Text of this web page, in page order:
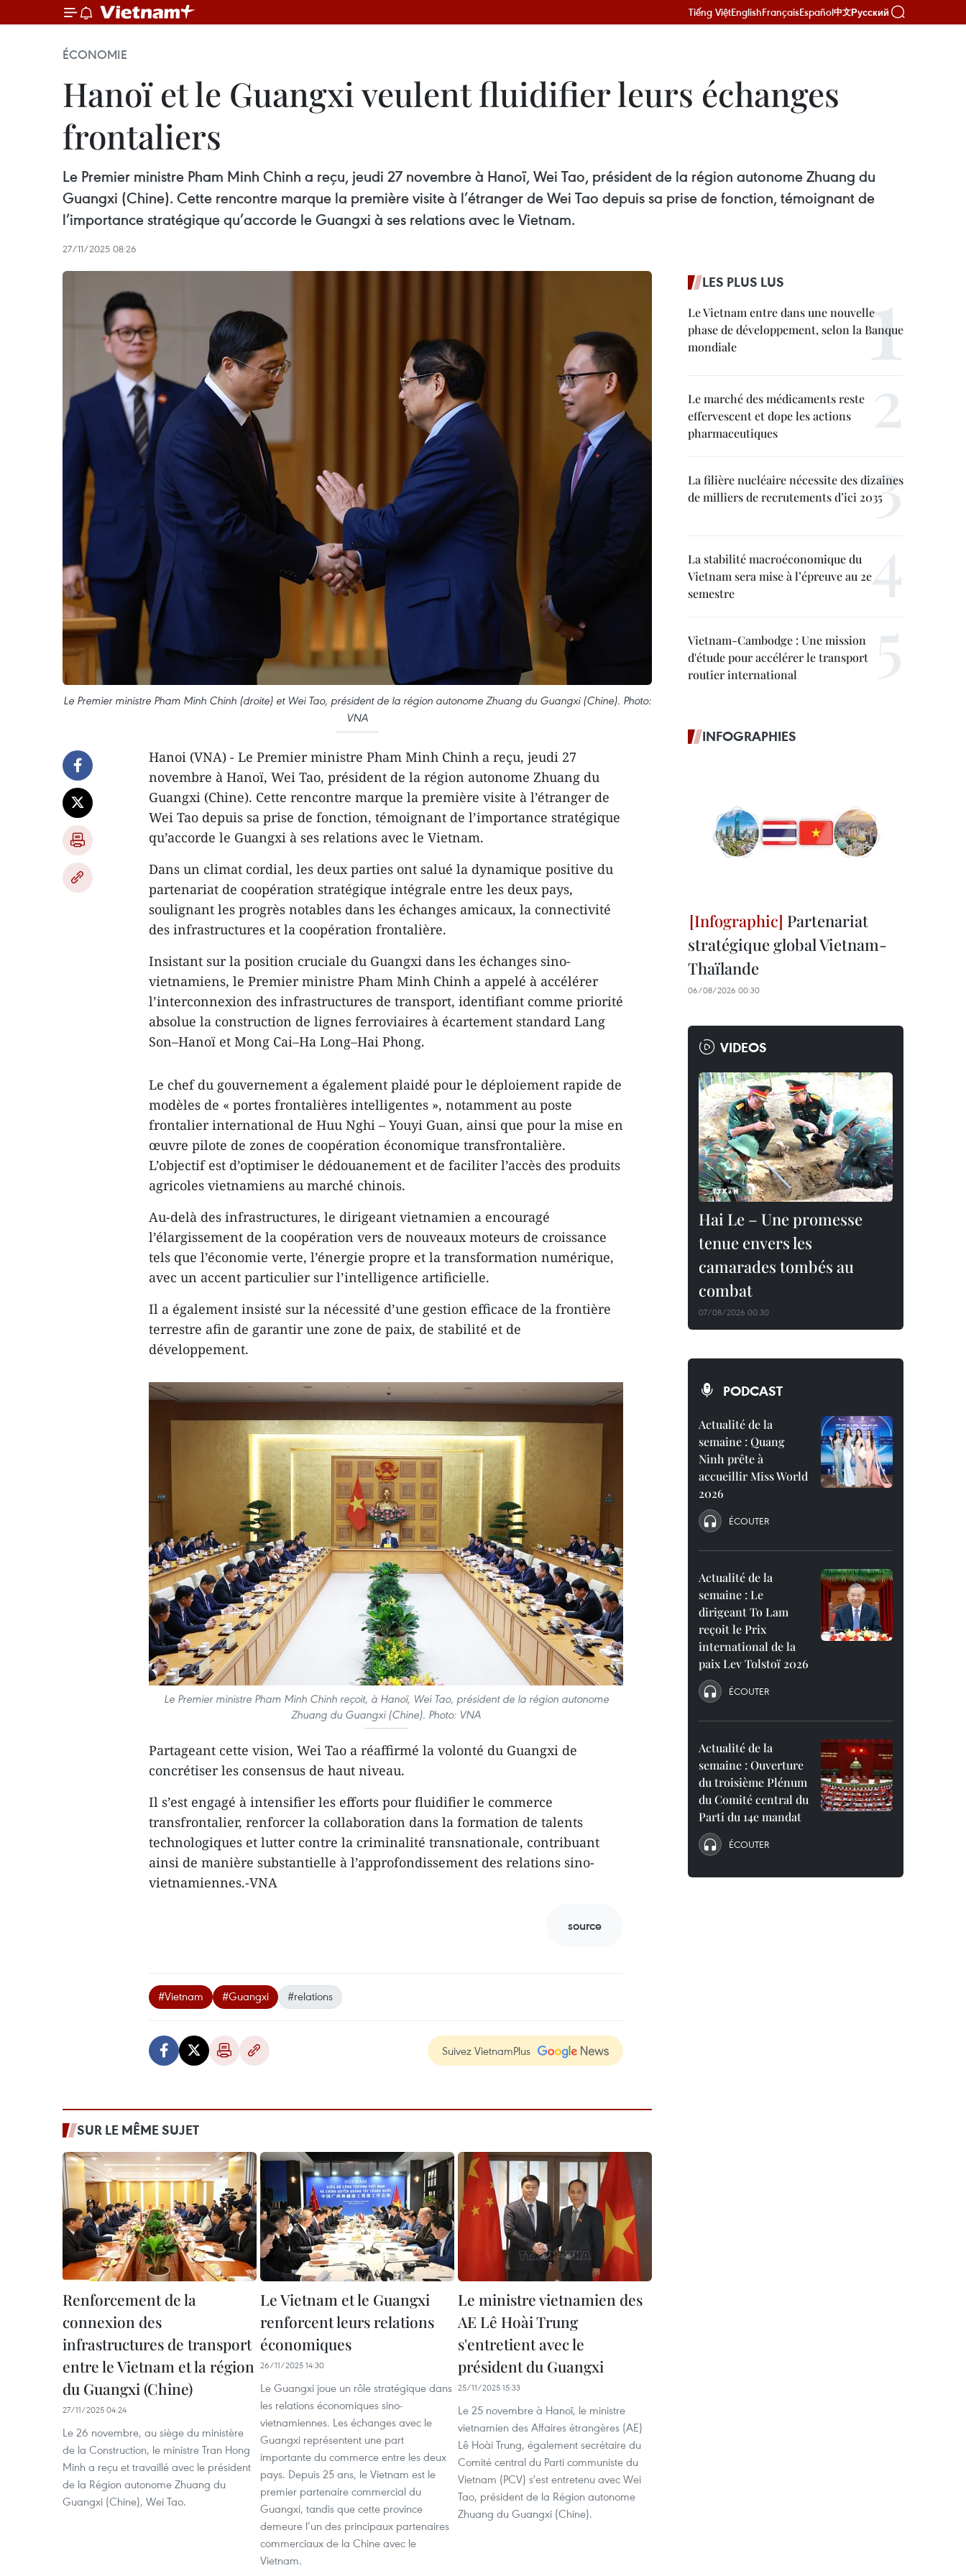
Tiếng ViệtEnglishFrançaisEspañol中文Русский
ÉCONOMIE
Hanoï et le Guangxi veulent fluidifier leurs échanges
frontaliers
Le Premier ministre Pham Minh Chinh a reçu, jeudi 27 novembre à Hanoï, Wei Tao, président de la région autonome Zhuang du
Guangxi (Chine). Cette rencontre marque la première visite à l’étranger de Wei Tao depuis sa prise de fonction, témoignant de
l’importance stratégique qu’accorde le Guangxi à ses relations avec le Vietnam.
27/11/2025 08:26
Le Premier ministre Pham Minh Chinh (droite) et Wei Tao, président de la région autonome Zhuang du Guangxi (Chine). Photo:
VNA
Hanoi (VNA) - Le Premier ministre Pham Minh Chinh a reçu, jeudi 27
novembre à Hanoï, Wei Tao, président de la région autonome Zhuang du
Guangxi (Chine). Cette rencontre marque la première visite à l’étranger de
Wei Tao depuis sa prise de fonction, témoignant de l’importance stratégique
qu’accorde le Guangxi à ses relations avec le Vietnam.
Dans un climat cordial, les deux parties ont salué la dynamique positive du
partenariat de coopération stratégique intégrale entre les deux pays,
soulignant les progrès notables dans les échanges amicaux, la connectivité
des infrastructures et la coopération frontalière.
Insistant sur la position cruciale du Guangxi dans les échanges sino-
vietnamiens, le Premier ministre Pham Minh Chinh a appelé à accélérer
l’interconnexion des infrastructures de transport, identifiant comme priorité
absolue la construction de lignes ferroviaires à écartement standard Lang
Son–Hanoï et Mong Cai–Ha Long–Hai Phong.
Le chef du gouvernement a également plaidé pour le déploiement rapide de
modèles de « portes frontalières intelligentes », notamment au poste
frontalier international de Huu Nghi – Youyi Guan, ainsi que pour la mise en
œuvre pilote de zones de coopération économique transfrontalière.
L’objectif est d’optimiser le dédouanement et de faciliter l’accès des produits
agricoles vietnamiens au marché chinois.
Au-delà des infrastructures, le dirigeant vietnamien a encouragé
l’élargissement de la coopération vers de nouveaux moteurs de croissance
tels que l’économie verte, l’énergie propre et la transformation numérique,
avec un accent particulier sur l’intelligence artificielle.
Il a également insisté sur la nécessité d’une gestion efficace de la frontière
terrestre afin de garantir une zone de paix, de stabilité et de
développement.
Le Premier ministre Pham Minh Chinh reçoit, à Hanoï, Wei Tao, président de la région autonome
Zhuang du Guangxi (Chine). Photo: VNA
Partageant cette vision, Wei Tao a réaffirmé la volonté du Guangxi de
concrétiser les consensus de haut niveau.
Il s’est engagé à intensifier les efforts pour fluidifier le commerce
transfrontalier, renforcer la collaboration dans la formation de talents
technologiques et lutter contre la criminalité transnationale, contribuant
ainsi de manière substantielle à l’approfondissement des relations sino-
vietnamiennes.-VNA
source
#Vietnam #Guangxi #relations
Suivez VietnamPlus
SUR LE MÊME SUJET
Renforcement de la
connexion des
infrastructures de transport
entre le Vietnam et la région
du Guangxi (Chine)
27/11/2025 04:24
Le 26 novembre, au siège du ministère
de la Construction, le ministre Tran Hong
Minh a reçu et travaillé avec le président
de la Région autonome Zhuang du
Guangxi (Chine), Wei Tao.
Le Vietnam et le Guangxi
renforcent leurs relations
économiques
26/11/2025 14:30
Le Guangxi joue un rôle stratégique dans
les relations économiques sino-
vietnamiennes. Les échanges avec le
Guangxi représentent une part
importante du commerce entre les deux
pays. Depuis 25 ans, le Vietnam est le
premier partenaire commercial du
Guangxi, tandis que cette province
demeure l’un des principaux partenaires
commerciaux de la Chine avec le
Vietnam.
Le ministre vietnamien des
AE Lê Hoài Trung
s'entretient avec le
président du Guangxi
25/11/2025 15:33
Le 25 novembre à Hanoï, le ministre
vietnamien des Affaires étrangères (AE)
Lê Hoài Trung, également secrétaire du
Comité central du Parti communiste du
Vietnam (PCV) s'est entretenu avec Wei
Tao, président de la Région autonome
Zhuang du Guangxi (Chine).
LES PLUS LUS
Le Vietnam entre dans une nouvelle
phase de développement, selon la Banque
mondiale
Le marché des médicaments reste
effervescent et dope les actions
pharmaceutiques
La filière nucléaire nécessite des dizaines
de milliers de recrutements d’ici 2035
La stabilité macroéconomique du
Vietnam sera mise à l’épreuve au 2e
semestre
Vietnam-Cambodge : Une mission
d'étude pour accélérer le transport
routier international
INFOGRAPHIES
Partenariat
stratégique global Vietnam-
Thaïlande
06/08/2026 00:30
VIDEOS
Hai Le – Une promesse
tenue envers les
camarades tombés au
combat
07/08/2026 00:30
PODCAST
Actualité de la
semaine : Quang
Ninh prête à
accueillir Miss World
2026
ÉCOUTER
Actualité de la
semaine : Le
dirigeant To Lam
reçoit le Prix
international de la
paix Lev Tolstoï 2026
ÉCOUTER
Actualité de la
semaine : Ouverture
du troisième Plénum
du Comité central du
Parti du 14e mandat
ÉCOUTER